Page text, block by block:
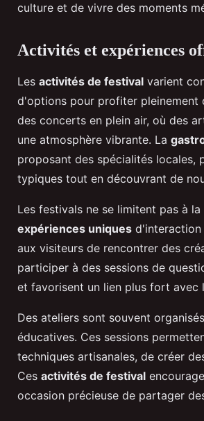
culture et de vivre des moments
Activités et expériences
Les activités de festival varient
d'options pour profiter pleinement
des concerts en plein air, où des
une atmosphère vibrante. La
proposant des spécialités
typiques tout en découvrant de
Les festivals ne se limitent pas à
expériences uniques d'interaction
aux visiteurs de rencontrer des
participer à des sessions de
et favorisent un lien plus fort avec
Des ateliers sont souvent
éducatives. Ces sessions
techniques artisanales, de créer
Ces activités de festival
occasion précieuse de partager